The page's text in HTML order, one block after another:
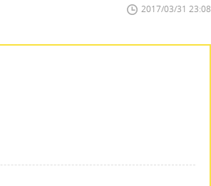
2017/03/31 23:08